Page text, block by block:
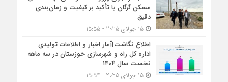
مسکن گرگان با تأکید بر کیفیت و زمان‌بندی
دقیق
15 جولای 2025 - 15:55
اطلاع نگاشت|آمار اخبار و اطلاعات تولیدی
اداره کل راه و شهرسازی خوزستان در سه ماهه
نخست سال ۱۴۰۴
15 جولای 2025 - 15:54